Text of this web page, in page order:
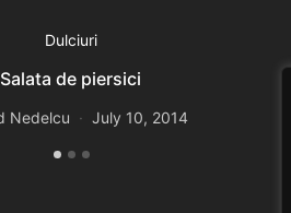
Dulciuri
Salata de piersici
Nedelcu July 10, 2014